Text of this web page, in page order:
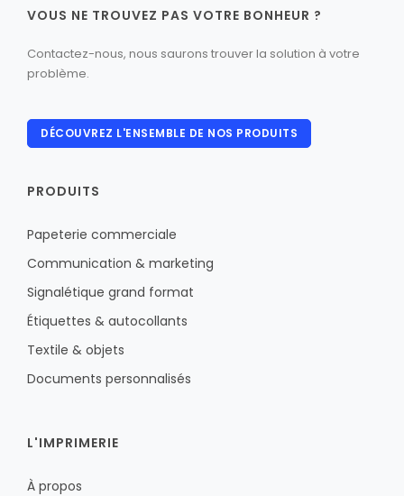
VOUS NE TROUVEZ PAS VOTRE BONHEUR ?
Contactez-nous, nous saurons trouver la solution à votre
problème.
DÉCOUVREZ L'ENSEMBLE DE NOS PRODUITS
PRODUITS
Papeterie commerciale
Communication & marketing
Signalétique grand format
Étiquettes & autocollants
Textile & objets
Documents personnalisés
L'IMPRIMERIE
À propos